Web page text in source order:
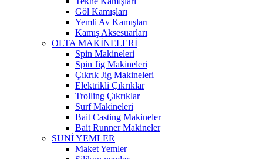
Göl Kamışları
Yemli Av Kamışları
Kamış Aksesuarları
OLTA MAKİNELERİ
Spin Makineleri
Spin Jig Makineleri
Çıkrık Jig Makineleri
Elektrikli Çıkrıklar
Trolling Çıkrıklar
Surf Makineleri
Bait Casting Makineler
Bait Runner Makineler
SUNİ YEMLER
Maket Yemler